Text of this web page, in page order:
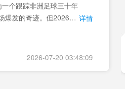
个跟踪非洲足球三十年
爆发的奇迹。但2026年 详情
2026-07-20 03:48:09